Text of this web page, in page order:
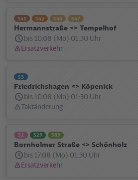
S41 S42 S46 S47
Hermannstraße <> Tempelhof
bis 10.08 (Mo) 01:30 Uhr
Statusmeldung:
Ersatzverkehr
S3
Friedrichshagen <> Köpenick
bis 10.08 (Mo) 01:30 Uhr
Statusmeldung:
Taktänderung
S1 S25 S85
Bornholmer Straße <> Schönholz
bis 17.08 (Mo) 01:30 Uhr
Statusmeldung:
Ersatzverkehr